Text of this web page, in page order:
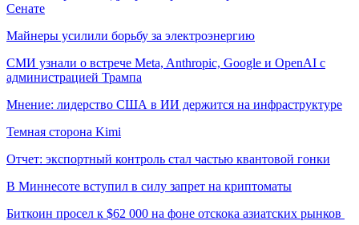
Сенате
Майнеры усилили борьбу за электроэнергию
СМИ узнали о встрече Meta, Anthropic, Google и OpenAI с
администрацией Трампа
Мнение: лидерство США в ИИ держится на инфраструктуре
Темная сторона Kimi
Отчет: экспортный контроль стал частью квантовой гонки
В Миннесоте вступил в силу запрет на криптоматы
Биткоин просел к $62 000 на фоне отскока азиатских рынков